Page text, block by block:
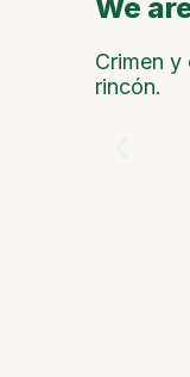
We
Crimen y
rincón.